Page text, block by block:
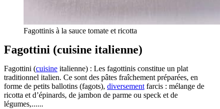
Fagottinis à la sauce tomate et ricotta
Fagottini (cuisine italienne)
Fagottini (cuisine italienne) : Les fagottinis constitue un plat
traditionnel italien. Ce sont des pâtes fraîchement préparées, en
forme de petits ballotins (fagots), diversement farcis : mélange de
ricotta et d’épinards, de jambon de parme ou speck et de
légumes,......